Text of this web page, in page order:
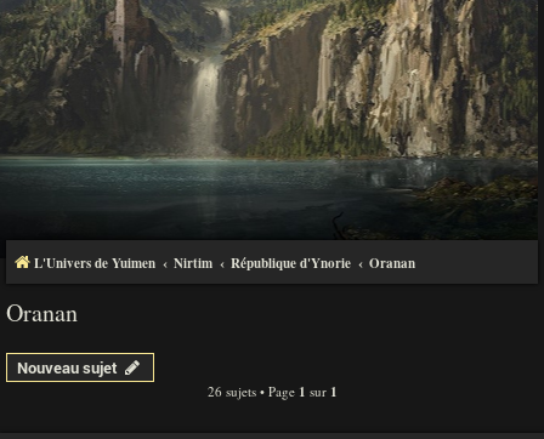
L'Univers de Yuimen Nirtim République d'Ynorie Oranan
Oranan
Nouveau sujet
26 sujets • Page 1 sur 1